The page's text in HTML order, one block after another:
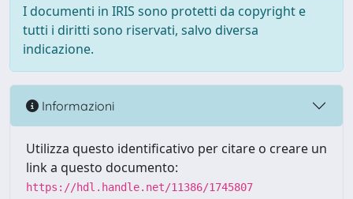
I documenti in IRIS sono protetti da copyright e
tutti i diritti sono riservati, salvo diversa
indicazione.
Informazioni
Utilizza questo identificativo per citare o creare un
link a questo documento:
https://hdl.handle.net/11386/1745807